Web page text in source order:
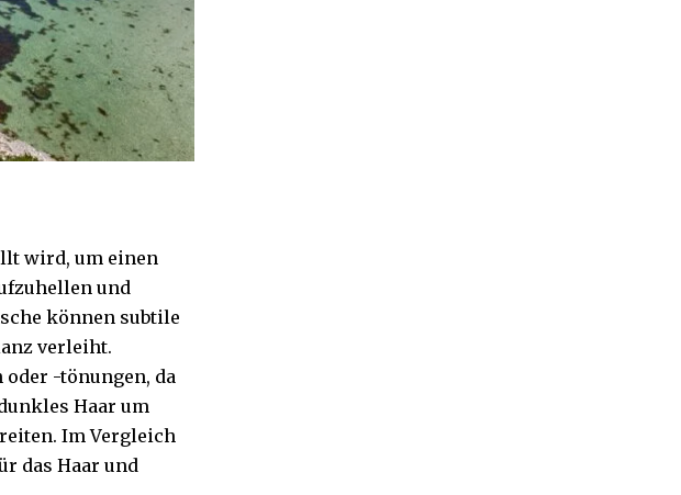
wird, um einen
und
können subtile
verleiht.
-tönungen, da
Haar um
Im Vergleich
das Haar und